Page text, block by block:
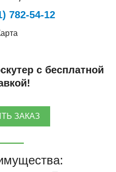
782-54-12
с бесплатной
ЗАКАЗ